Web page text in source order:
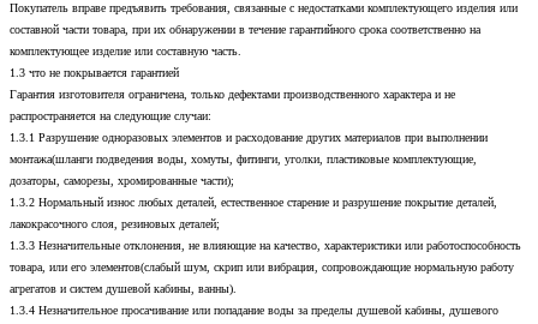
Покупатель вправе предъявить требования, связанные с недостатками комплектующего изделия или
составной части товара, при их обнаружении в течение гарантийного срока соответственно на
комплектующее изделие или составную часть.
1.3 что не покрывается гарантией
Гарантия изготовителя ограничена, только дефектами производственного характера и не
распространяется на следующие случаи:
1.3.1 Разрушение одноразовых элементов и расходование других материалов при выполнении
монтажа(шланги подведения воды, хомуты, фитинги, уголки, пластиковые комплектующие,
дозаторы, саморезы, хромированные части);
1.3.2 Нормальный износ любых деталей, естественное старение и разрушение покрытие деталей,
лакокрасочного слоя, резиновых деталей;
1.3.3 Незначительные отклонения, не влияющие на качество, характеристики или работоспособность
товара, или его элементов(слабый шум, скрип или вибрация, сопровождающие нормальную работу
агрегатов и систем душевой кабины, ванны).
1.3.4 Незначительное просачивание или попадание воды за пределы душевой кабины, душевого